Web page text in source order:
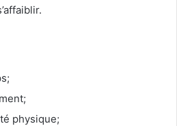
physique;